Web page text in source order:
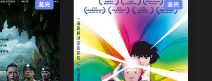
蓝光 蓝光